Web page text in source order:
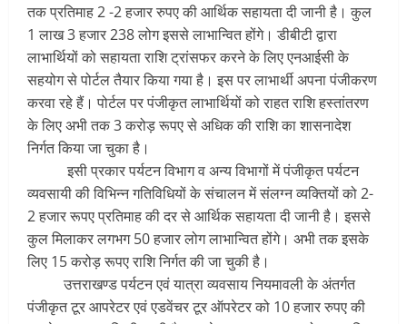
तक प्रतिमाह 2 -2 हजार रुपए की आर्थिक सहायता दी जानी है। कुल
1 लाख 3 हजार 238 लोग इससे लाभान्वित होंगे। डीबीटी द्वारा
लाभार्थियों को सहायता राशि ट्रांसफर करने के लिए एनआईसी के
सहयोग से पोर्टल तैयार किया गया है। इस पर लाभार्थी अपना पंजीकरण
करवा रहे हैं। पोर्टल पर पंजीकृत लाभार्थियों को राहत राशि हस्तांतरण
के लिए अभी तक 3 करोड़ रूपए से अधिक की राशि का शासनादेश
निर्गत किया जा चुका है।
इसी प्रकार पर्यटन विभाग व अन्य विभागों में पंजीकृत पर्यटन
व्यवसायी की विभिन्न गतिविधियों के संचालन में संलग्न व्यक्तियों को 2-
2 हजार रूपए प्रतिमाह की दर से आर्थिक सहायता दी जानी है। इससे
कुल मिलाकर लगभग 50 हजार लोग लाभान्वित होंगे। अभी तक इसके
लिए 15 करोड़ रूपए राशि निर्गत की जा चुकी है।
उत्तराखण्ड पर्यटन एवं यात्रा व्यवसाय नियमावली के अंतर्गत
पंजीकृत टूर आपरेटर एवं एडवेंचर टूर ऑपरेटर को 10 हजार रुपए की